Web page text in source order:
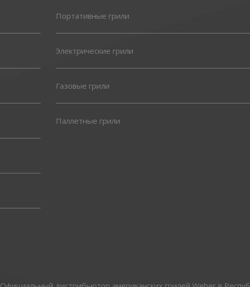
Портативные грили
Электрические грили
Газовые грили
Паллетные грили